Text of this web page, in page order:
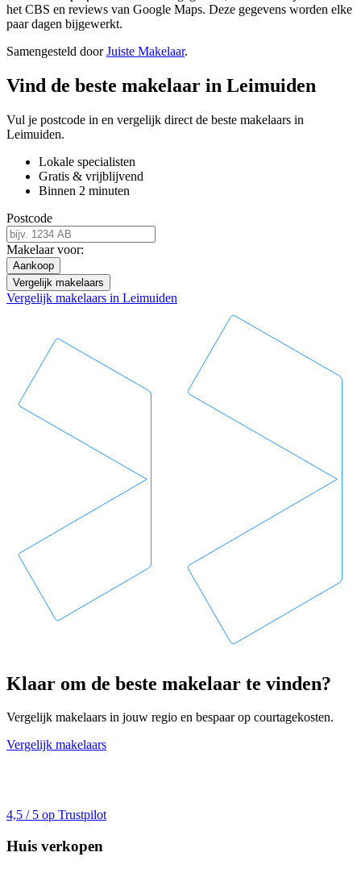
het CBS en reviews van Google Maps. Deze gegevens worden elke
paar dagen bijgewerkt.
Samengesteld doorJuiste Makelaar.
Vind de beste makelaar in Leimuiden
Vul je postcode in en vergelijk direct de beste makelaars in
Leimuiden.
Lokale specialisten
Gratis & vrijblijvend
Binnen 2 minuten
Postcode
Makelaar voor:
Aankoop
Vergelijk makelaars
Vergelijk makelaars in Leimuiden
Klaar om de beste makelaar te vinden?
Vergelijk makelaars in jouw regio en bespaar op courtagekosten.
Vergelijk makelaars
4,5 / 5 op Trustpilot
Huis verkopen